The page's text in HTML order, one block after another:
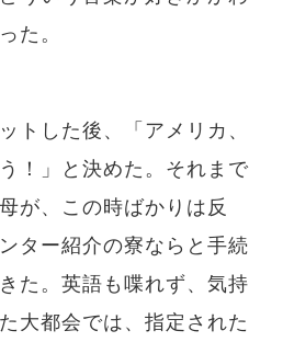
た。
トした後、「アメリカ、
！」と決めた。それまで
が、この時ばかりは反
ター紹介の寮ならと手続
た。英語も喋れず、気持
大都会では、指定された